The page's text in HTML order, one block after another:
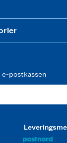
e-postkassen